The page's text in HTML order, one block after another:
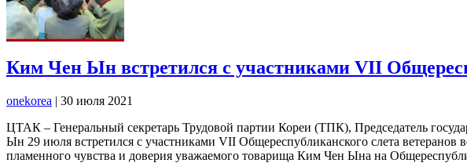
Ким Чен Ын встретился с участниками VII
onekorea | 30 июля 2021
ЦТАК – Генеральный секретарь Трудовой партии Кореи (ТПК), Председатель
Ын 29 июля встретился с участниками VII Общереспубликанского слета
пламенного чувства и доверия уважаемого товарища Ким Чен Ына на